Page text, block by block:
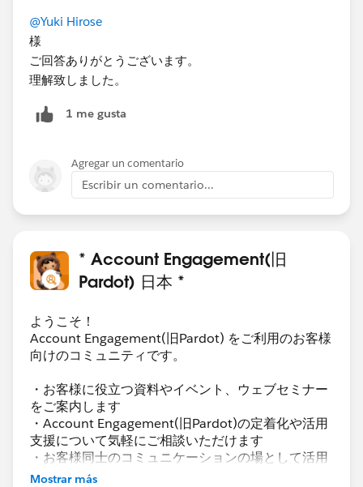
@Yuki Hirose
様
ご回答ありがとうございます。
理解致しました。
1 me gusta
Agregar un comentario
Escribir un comentario...
* Account Engagement(旧
Pardot) 日本 *
ようこそ！
Account Engagement(旧Pardot) をご利用のお客様
向けのコミュニティです。
・お客様に役立つ資料やイベント、ウェブセミナー
をご案内します
・Account Engagement(旧Pardot)の定着化や活用
支援について気軽にご相談いただけます
・お客様同士のコミュニケーションの場として活用
いただけます
Mostrar más